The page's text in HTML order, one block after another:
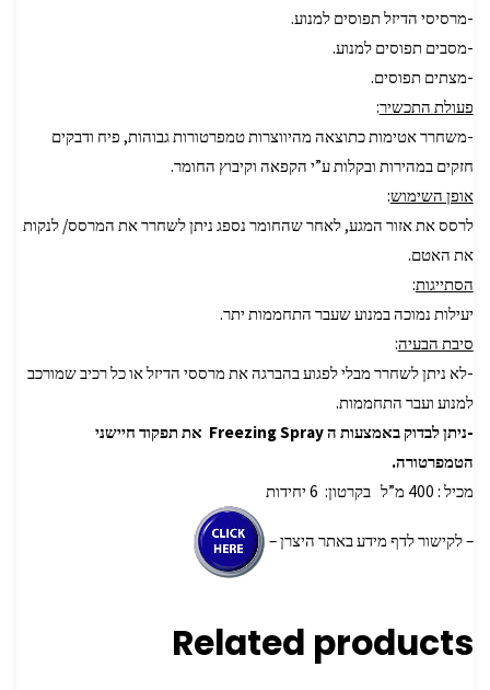
-מרסיסי הדיזל תפוסים למנוע.
-מסבים תפוסים למנוע.
-מצתים תפוסים.
פעולת התכשיר:
-משחרר אטימות כתוצאה מהיווצרות טמפרטורות גבוהות, פיח ודבקים
חזקים במהירות ובקלות ע”י הקפאה וקיבוץ החומר.
אופן השימוש:
לרסס את אזור המגע, לאחר שהחומר נספג ניתן לשחרר את המרסס/ לנקות
את האטם.
הסתייגות:
יעילות נמוכה במנוע שעבר התחממות יתר.
סיבת הבעיה:
-לא ניתן לשחרר מבלי לפגוע בהברגה את מרססי הדיזל או כל רכיב שמורכב
למנוע ועבר התחממות.
-ניתן לבדוק באמצעות ה Freezing Spray את תפקוד חיישני
הטמפרטורה.
מכיל : 400 מ”ל בקרטון: 6 יחידות
– לקישור לדף מידע באתר היצרן –
Related products